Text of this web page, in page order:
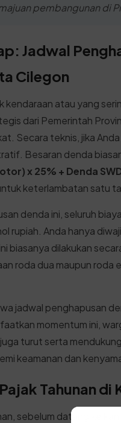
pembangunan di
Jadwal
Cilegon
kendaraan atau yang
dari Pemerintah
Secara teknis, jika
Besaran denda
x 25% + Denda
keterlambatan satu
denda ini, seluruh
rupiah. Anda hanya
biasanya dilakukan
roda dua maupun
jadwal penghapusan
momentum ini,
turut serta
keamanan dan
Tahunan di
sebelum datang ke